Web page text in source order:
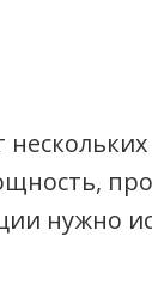
нужно